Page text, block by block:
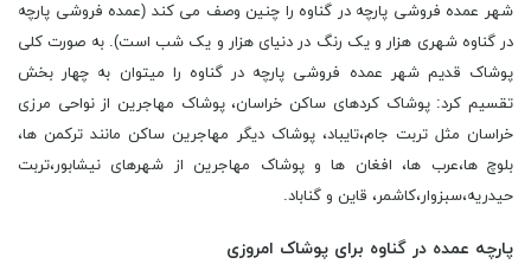
شهر عمده فروشی پارچه در گناوه را چنین وصف می کند (عمده فروشی پارچه
در گناوه شهری هزار و یک رنگ در دنیای هزار و یک شب است). به صورت کلی
پوشاک قدیم شهر عمده فروشی پارچه در گناوه را میتوان به چهار بخش
تقسیم کرد: پوشاک کردهای ساکن خراسان، پوشاک مهاجرین از نواحی مرزی
خراسان مثل تربت جام،تایباد، پوشاک دیگر مهاجرین ساکن مانند ترکمن ها،
بلوچ ها،عرب ها، افغان ها و پوشاک مهاجرین از شهرهای نیشابور،تربت
حیدریه،سبزوار،کاشمر، قاین و گناباد.
پارچه عمده در گناوه برای پوشاک امروزی